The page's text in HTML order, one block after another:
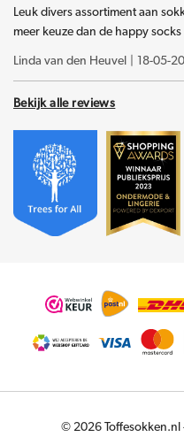
Leuk divers assortiment aan
meer keuze dan de happy socks
Linda van den Heuvel 18-05-
Bekijk alle reviews
© 2026 Toffesokken.nl